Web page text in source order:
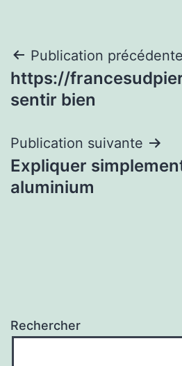
Navigation
de
Publication précédente
https://
sentir bien
Publication suivante
Expliquer
aluminium
Rechercher